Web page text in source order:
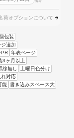
荷オプションについて
包装
追加
PR 年表ページ
3ヶ月以上
線無し
土曜日色分け
れ対応
能 書き込みスペース大